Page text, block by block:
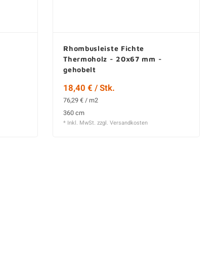
Rhombusleiste Fichte
Thermoholz - 20x67 mm -
gehobelt
18,40 € / Stk.
76,29 € / m2
360 cm
* Inkl. MwSt. zzgl.Versandkosten